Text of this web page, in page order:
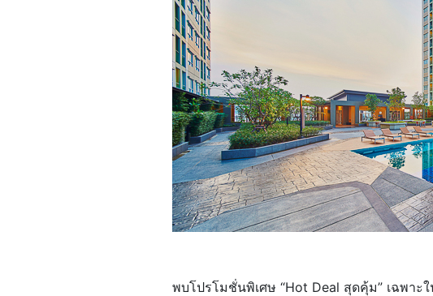
พบโปรโมชั่นพิเศษ “Hot Deal สุดคุ้ม” เฉพา